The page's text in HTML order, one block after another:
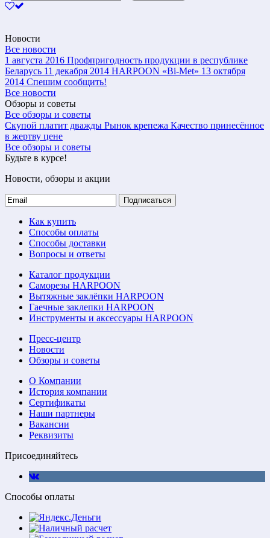
Новости
Все новости
1 августа 2016 Профпригодность продукции в республике
Беларусь 11 декабря 2014 HARPOON «Bi-Met» 13 октября
2014 Спешим сообщить!
Все новости
Обзоры и советы
Все обзоры и советы
Скупой платит дважды Рынок крепежа Качество принесённое
в жертву цене
Все обзоры и советы
Будьте в курсе!
Новости, обзоры и акции
Подписаться
Как купить
Способы оплаты
Способы доставки
Вопросы и ответы
Каталог продукции
Саморезы HARPOON
Вытяжные заклёпки HARPOON
Гаечные заклепки HARPOON
Инструменты и аксессуары HARPOON
Пресс-центр
Новости
Обзоры и советы
О Компании
История компании
Сертификаты
Наши партнеры
Вакансии
Реквизиты
Присоединяйтесь
Способы оплаты